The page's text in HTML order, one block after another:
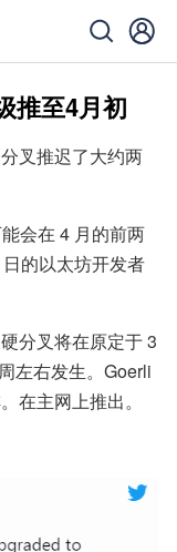
推至4月初
叉推迟了大约两
会在 4 月的前两
的以太坊开发者
分叉将在原定于 3
左右发生。Goerli
在主网上推出。